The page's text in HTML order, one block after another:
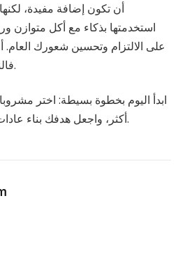
أن تكون إضافة مفيدة،
استخدمتها بذكاء مع أكل متوازن
على الالتزام وتحسين شعورك العام.
فالنتيجة غالبا ستكون ضعيفة.
ابدأ اليوم بخطوة بسيطة: اختر
أكثر، واجعل هدفك بناء عادات تدوم وليس نتيجة مؤقتة.